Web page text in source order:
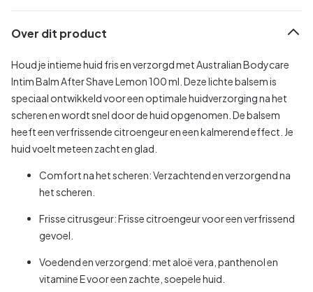
Over dit product
Houd je intieme huid fris en verzorgd met Australian Bodycare
Intim Balm After Shave Lemon 100 ml. Deze lichte balsem is
speciaal ontwikkeld voor een optimale huidverzorging na het
scheren en wordt snel door de huid opgenomen. De balsem
heeft een verfrissende citroengeur en een kalmerend effect. Je
huid voelt meteen zacht en glad.
Comfort na het scheren: Verzachtend en verzorgend na
het scheren.
Frisse citrusgeur: Frisse citroengeur voor een verfrissend
gevoel.
Voedend en verzorgend: met aloë vera, panthenol en
vitamine E voor een zachte, soepele huid.